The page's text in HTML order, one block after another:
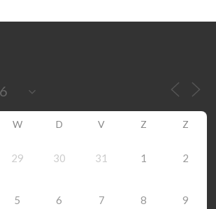
W D V Z Z
29 30 31 1 2
5 6 7 8 9